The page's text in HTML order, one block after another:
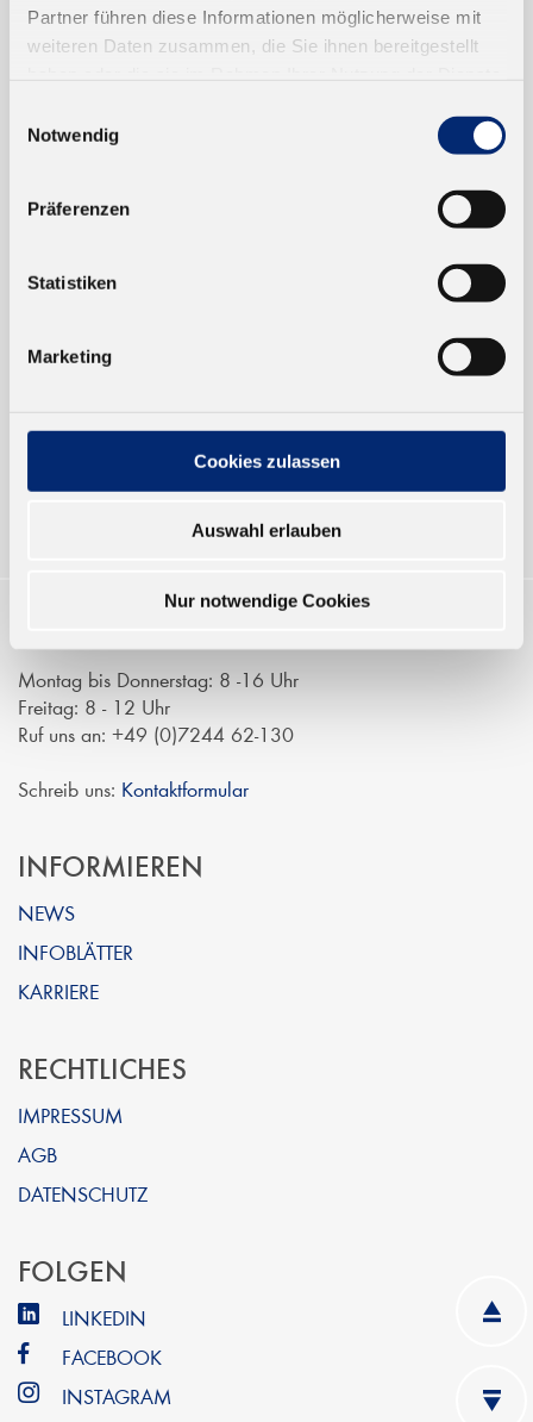
Partner führen diese Informationen möglicherweise mit
weiteren Daten zusammen, die Sie ihnen bereitgestellt
Notwendig
Präferenzen
Statistiken
Marketing
Cookies zulassen
Auswahl erlauben
Nur notwendige Cookies
EINFACH BEZAHLEN
Institutionen, nicht an Verbraucher im
Sinne des § 13 BGB. Alle Preise in Euro
zzgl. gesetzl. MwSt.
Montag bis Donnerstag: 8 -16 Uhr
Freitag: 8 - 12 Uhr
Ruf uns an: +49 (0)7244 62-130
Schreib uns: Kontaktformular
INFORMIEREN
NEWS
INFOBLÄTTER
KARRIERE
RECHTLICHES
IMPRESSUM
AGB
DATENSCHUTZ
FOLGEN
LINKEDIN
FACEBOOK
INSTAGRAM